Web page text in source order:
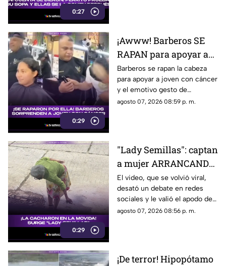
0:27
0:29
¡Awww! Barberos SE
RAPAN para apoyar a
joven con cáncer en
CONMOVEDOR video
Barberos se rapan la cabeza
para apoyar a joven con cáncer
y el emotivo gesto de
solidaridad quedó grabado,
agosto 07, 2026 08:59 p. m.
0:29
"Lady Semillas": captan
a mujer ARRANCANDO
plantas de una
jardinera
El video, que se volvió viral,
desató un debate en redes
sociales y le valió el apodo de
“Lady Semillas”.
agosto 07, 2026 08:56 p. m.
¡De terror! Hipopótamo